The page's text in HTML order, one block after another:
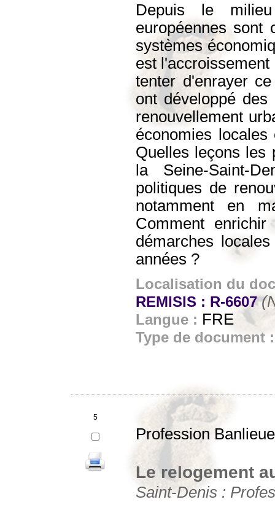
Depuis le
européennes sont
systèmes
est
tenter d'enrayer
ont développé
renouvellement
économies
Quelles leçons les
la Seine-Saint-
politiques de
notamment en
Comment
démarches
années ?
Localisation du
REMISIS : R-6607
Langue : FRE
Type de document
5
Profession
Le relogement
Saint-Denis :